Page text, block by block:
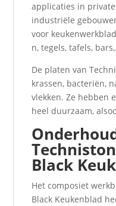
applicaties in
industriële
voor
n, tegels, tafels,
De platen van
krassen, bacteriën,
vlekken. Ze hebben
heel duurzaam,
Black
Het composiet
Black Keukenblad